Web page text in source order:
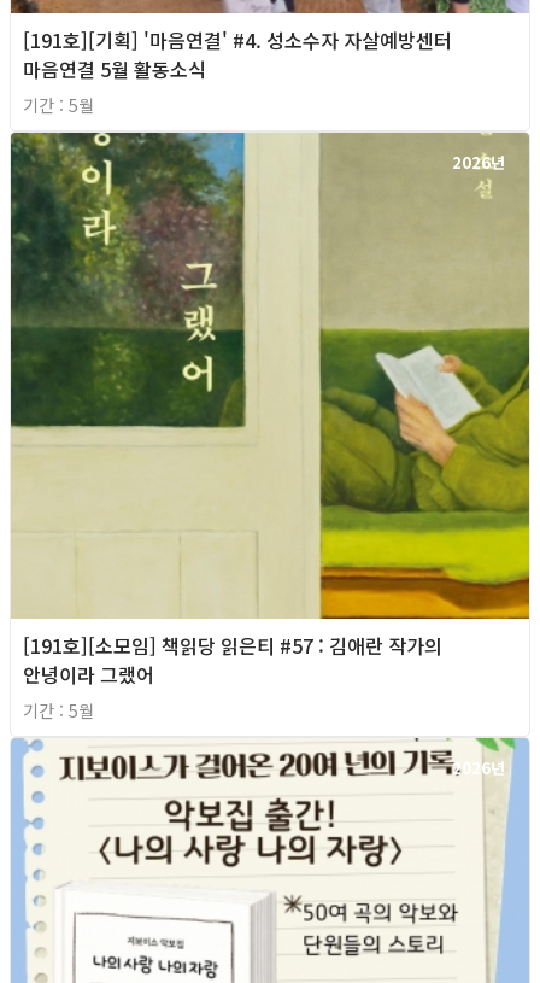
[191호][기획] '마음연결' #4. 성소수자 자살예방센터
마음연결 5월 활동소식
기간 : 5월
2026년
[191호][소모임] 책읽당 읽은티 #57 : 김애란 작가의
안녕이라 그랬어
기간 : 5월
2026년